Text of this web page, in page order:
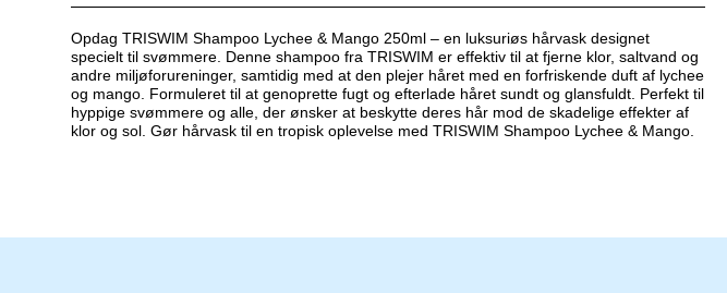
Opdag TRISWIM Shampoo Lychee & Mango 250ml – en luksuriøs hårvask designet
specielt til svømmere. Denne shampoo fra TRISWIM er effektiv til at fjerne klor, saltvand og
andre miljøforureninger, samtidig med at den plejer håret med en forfriskende duft af lychee
og mango. Formuleret til at genoprette fugt og efterlade håret sundt og glansfuldt. Perfekt til
hyppige svømmere og alle, der ønsker at beskytte deres hår mod de skadelige effekter af
klor og sol. Gør hårvask til en tropisk oplevelse med TRISWIM Shampoo Lychee & Mango.